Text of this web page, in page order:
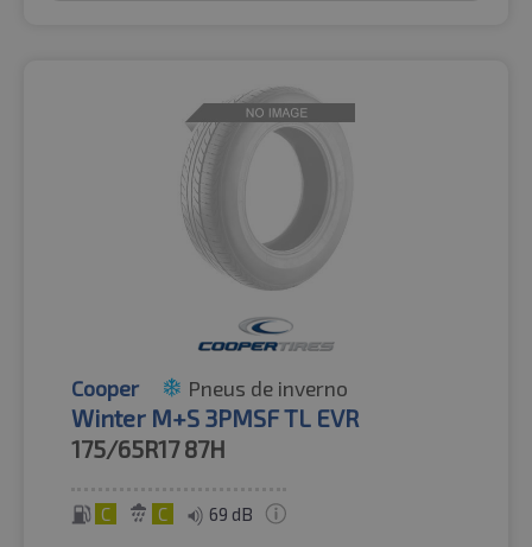
Cooper Pneus de inverno
Winter M+S 3PMSF TL EVR
175/65R17 87H
C C 69 dB